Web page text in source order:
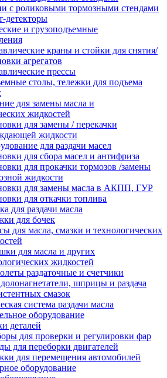
с роликовыми тормозными стендами
детекторы
и грузоподъемные
краны и стойки для снятия/
агрегатов
прессы
столы, тележки для подъема
для замены масла и
жидкостей
для замены / перекачки
жидкости
для раздачи масел
для сбора масел и антифриза
для прокачки тормозов /замены
жидкости
для замены масла в АКПП, ГУР
для откачки топлива
для раздачи масла
для бочек
для масла, смазки и технологических
для масла и других
жидкостей
раздаточные и счетчики
шприцы и раздача
смазок
система раздачи масла
оборудование
деталей
для проверки и регулировки фар
для переборки двигателей
для перемещения автомобилей
оборудование